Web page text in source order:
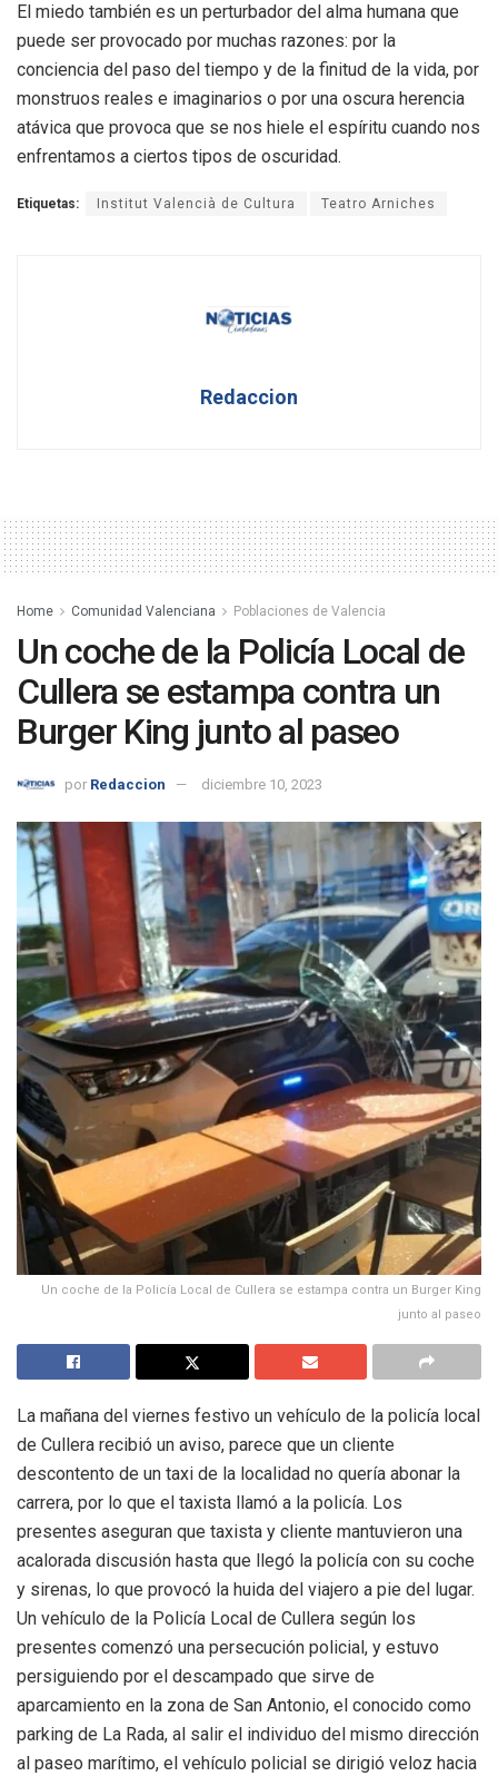
El miedo también es un perturbador del alma humana que
puede ser provocado por muchas razones: por la
conciencia del paso del tiempo y de la finitud de la vida, por
monstruos reales e imaginarios o por una oscura herencia
atávica que provoca que se nos hiele el espíritu cuando nos
enfrentamos a ciertos tipos de oscuridad.
Etiquetas: Institut Valencià de Cultura Teatro Arniches
Redaccion
Home Comunidad Valenciana Poblaciones de Valencia
Un coche de la Policía Local de
Cullera se estampa contra un
Burger King junto al paseo
por Redaccion diciembre 10, 2023
Un coche de la Policía Local de Cullera se estampa contra un Burger King
junto al paseo
La mañana del viernes festivo un vehículo de la policía local
de Cullera recibió un aviso, parece que un cliente
descontento de un taxi de la localidad no quería abonar la
carrera, por lo que el taxista llamó a la policía. Los
presentes aseguran que taxista y cliente mantuvieron una
acalorada discusión hasta que llegó la policía con su coche
y sirenas, lo que provocó la huida del viajero a pie del lugar.
Un vehículo de la Policía Local de Cullera según los
presentes comenzó una persecución policial, y estuvo
persiguiendo por el descampado que sirve de
aparcamiento en la zona de San Antonio, el conocido como
parking de La Rada, al salir el individuo del mismo dirección
al paseo marítimo, el vehículo policial se dirigió veloz hacia